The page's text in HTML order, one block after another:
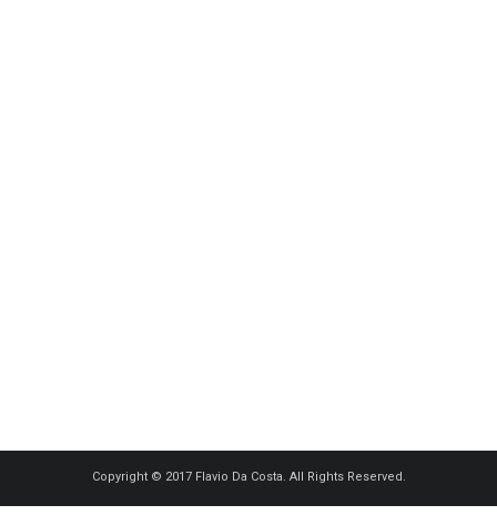
Copyright © 2017 Flavio Da Costa. All Rights Reserved.